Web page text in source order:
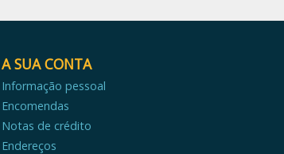
A SUA CONTA
Informação pessoal
Encomendas
Notas de crédito
Endereços